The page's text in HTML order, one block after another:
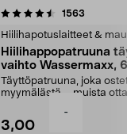
-
1563
Hiilihapotuslaitteet &
Hiilihappopatruuna
vaihto Wassermaxx,
Täyttöpatruuna, joka
myymälästä – muista
3,00
4.5viidestä